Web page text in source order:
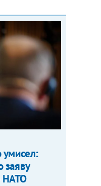
умисел:
заяву
НАТО